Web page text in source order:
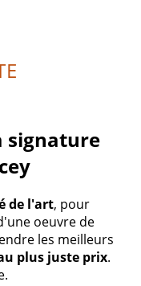
signature
de l'art, pour
oeuvre de
les meilleurs
plus juste prix.